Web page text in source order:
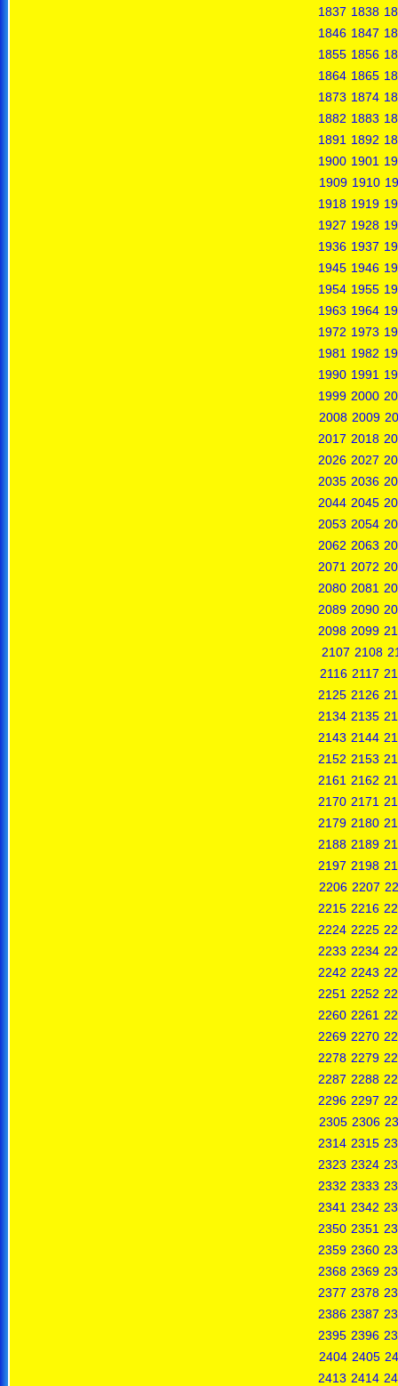
1837 1838
1846 1847
1855 1856
1864 1865
1873 1874
1882 1883
1891 1892
1900 1901
1909 1910
1918 1919
1927 1928
1936 1937
1945 1946
1954 1955
1963 1964
1972 1973
1981 1982
1990 1991
1999 2000
2008 2009
2017 2018
2026 2027
2035 2036
2044 2045
2053 2054
2062 2063
2071 2072
2080 2081
2089 2090
2098 2099
2107 2108
2116 2117
2125 2126
2134 2135
2143 2144
2152 2153
2161 2162
2170 2171
2179 2180
2188 2189
2197 2198
2206 2207
2215 2216
2224 2225
2233 2234
2242 2243
2251 2252
2260 2261
2269 2270
2278 2279
2287 2288
2296 2297
2305 2306
2314 2315
2323 2324
2332 2333
2341 2342
2350 2351
2359 2360
2368 2369
2377 2378
2386 2387
2395 2396
2404 2405
2413 2414